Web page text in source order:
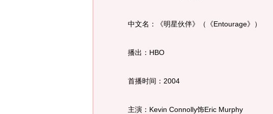
中文名：《明星伙伴》（《Entourage》）
播出：HBO
首播时间：2004
主演：Kevin Connolly饰Eric Murphy